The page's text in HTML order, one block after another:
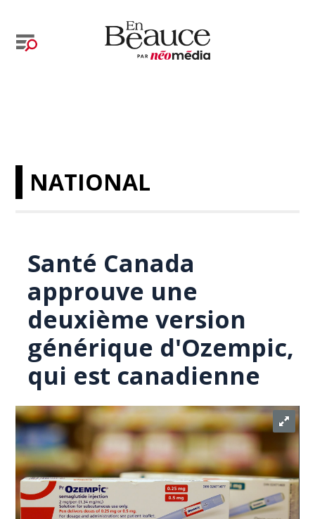
NATIONAL
Santé Canada
approuve une
deuxième version
générique d'Ozempic,
qui est canadienne